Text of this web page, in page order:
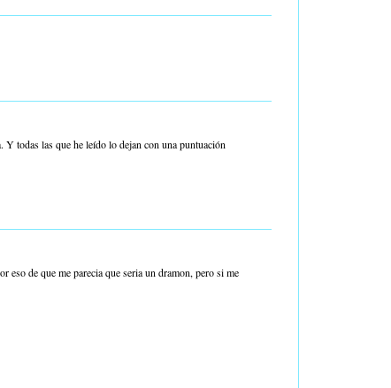
Y todas las que he leído lo dejan con una puntuación
eso de que me parecia que seria un dramon, pero si me